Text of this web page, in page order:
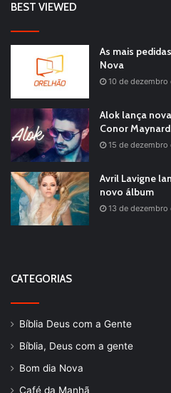
BEST VIEWED
As mais
Nova
10 de dezembro
Alok lança
Conor
15 de dezembro
Avril Lavigne
novo álbum
13 de dezembro
CATEGORIAS
Bíblia Deus com a Gente
Bíblia, Deus com a gente
Bom dia Nova
Café da Manhã